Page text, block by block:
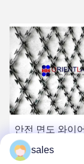
안전 면도 와이
스 스틸 반 등반
리본 콘서티나
sales